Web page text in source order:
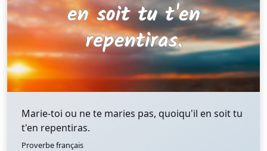
Marie-toi ou ne te maries pas, quoiqu'il en soit tu
t'en repentiras.
Proverbe français